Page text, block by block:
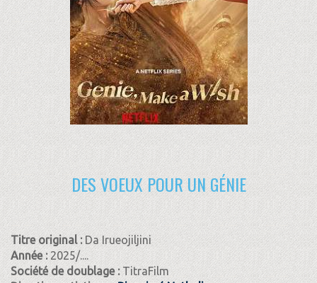
DES VOEUX POUR UN GÉNIE
Titre original : Da Irueojiljini
Année : 2025/....
Société de doublage :TitraFilm